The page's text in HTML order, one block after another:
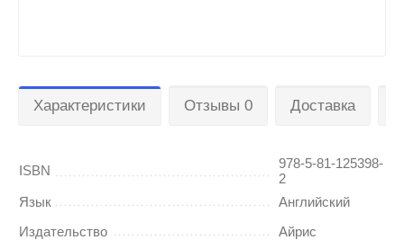
Характеристики Отзывы 0 Доставка
ISBN
978-5-81-125398-
2
Язык
Английский
Издательство
Айрис